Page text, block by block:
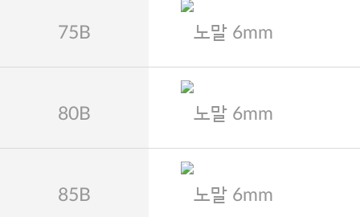
75B 노말 6mm
80B 노말 6mm
85B 노말 6mm